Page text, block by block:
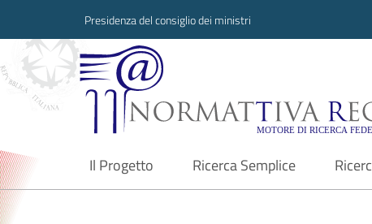
Presidenza del consiglio dei ministri
Normattiva
Il Progetto
current Ricerca Semplice